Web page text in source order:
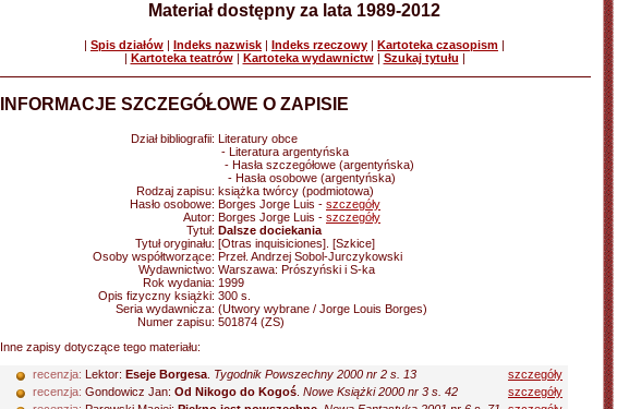
Materiał dostępny za lata 1989-2012
| Spis działów | Indeks nazwisk | Indeks rzeczowy | Kartoteka czasopism |
| Kartoteka teatrów| Kartoteka wydawnictw| Szukaj tytułu |
INFORMACJE SZCZEGÓŁOWE O ZAPISIE
Dział bibliografii: Literatury obce
- Literatura argentyńska
- Hasła szczegółowe (argentyńska)
- Hasła osobowe (argentyńska)
Rodzaj zapisu: książka twórcy (podmiotowa)
Hasło osobowe: Borges Jorge Luis - szczegóły
Autor: Borges Jorge Luis - szczegóły
Tytuł: Dalsze dociekania
Tytuł oryginału: [Otras inquisiciones]. [Szkice]
Osoby współtworzące: Przeł. Andrzej Sobol-Jurczykowski
Wydawnictwo: Warszawa: Prószyński i S-ka
Rok wydania: 1999
Opis fizyczny książki: 300 s.
Seria wydawnicza: (Utwory wybrane / Jorge Louis Borges)
Numer zapisu: 501874 (ZS)
Inne zapisy dotyczące tego materiału:
recenzja: Lektor: Eseje Borgesa Tygodnik Powszechny 2000 nr 2 s. 13
szczegóły
recenzja: Gondowicz Jan: Od Nikogo do Kogoś Nowe Książki 2000 nr 3 s. 42
szczegóły